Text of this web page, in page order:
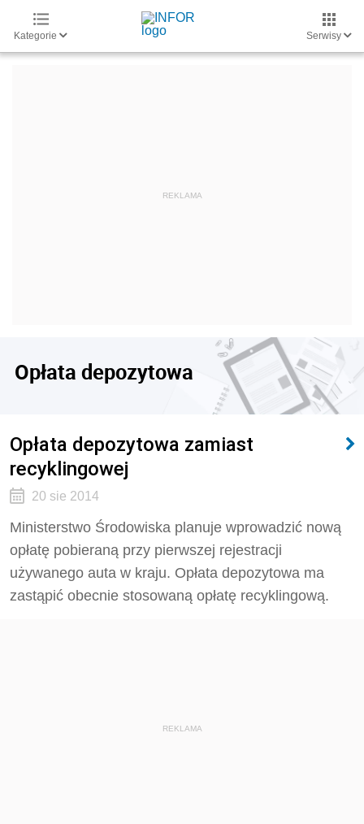
Kategorie Serwisy
Opłata depozytowa
Opłata depozytowa zamiast
recyklingowej
20 sie 2014
Ministerstwo Środowiska planuje wprowadzić nową
opłatę pobieraną przy pierwszej rejestracji
używanego auta w kraju. Opłata depozytowa ma
zastąpić obecnie stosowaną opłatę recyklingową.
REKLAMA